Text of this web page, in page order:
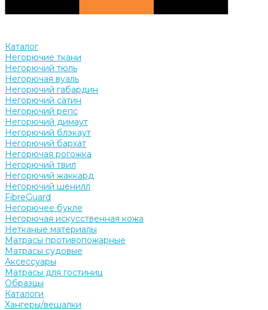
Каталог
Негорючие ткани
Негорючий тюль
Негорючая вуаль
Негорючий габардин
Негорючий сатин
Негорючий репс
Негорючий димаут
Негорючий блэкаут
Негорючий бархат
Негорючая рогожка
Негорючий твил
Негорючий жаккард
Негорючий шенилл
FibreGuard
Негорючее букле
Негорючая искусственная кожа
Нетканые материалы
Матрасы противопожарные
Матрасы судовые
Аксессуары
Матрасы для гостиниц
Образцы
Каталоги
Хангеры/вешалки